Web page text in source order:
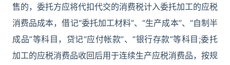
售的，委托方应将代扣代交的消费税计入委托加工的应税
消费品成本，借记“委托加工材料”、“生产成本”、“自制半
成品”等科目，贷记“应付帐款”、“银行存款”等科目;委托
加工的应税消费品收回后用于连续生产应税消费品，按规